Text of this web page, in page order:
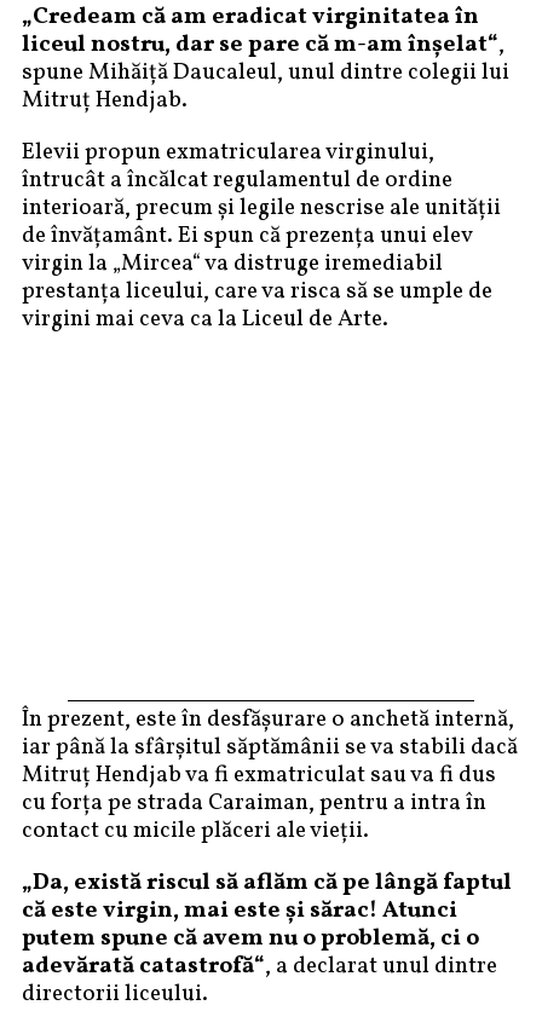
„Credeam că am eradicat virginitatea în
liceul nostru, dar se pare că m-am înșelat“,
spune Mihăiță Daucaleul, unul dintre colegii lui
Mitruț Hendjab.
Elevii propun exmatricularea virginului,
întrucât a încălcat regulamentul de ordine
interioară, precum și legile nescrise ale unității
de învățamânt. Ei spun că prezența unui elev
virgin la „Mircea“ va distruge iremediabil
prestanța liceului, care va risca să se umple de
virgini mai ceva ca la Liceul de Arte.
În prezent, este în desfășurare o anchetă internă,
iar până la sfârșitul săptămânii se va stabili dacă
Mitruț Hendjab va fi exmatriculat sau va fi dus
cu forța pe strada Caraiman, pentru a intra în
contact cu micile plăceri ale vieții.
„Da, există riscul să aflăm că pe lângă faptul
că este virgin, mai este și sărac! Atunci
putem spune că avem nu o problemă, ci o
adevărată catastrofă“, a declarat unul dintre
directorii liceului.